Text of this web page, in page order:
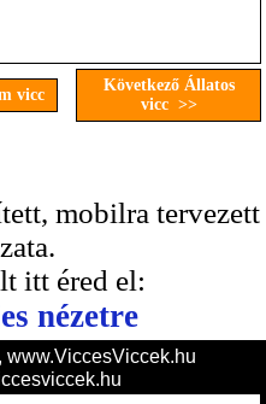
vicc
Következő Állatos
vicc >>
mobilra tervezett
itt éred el:
nézetre